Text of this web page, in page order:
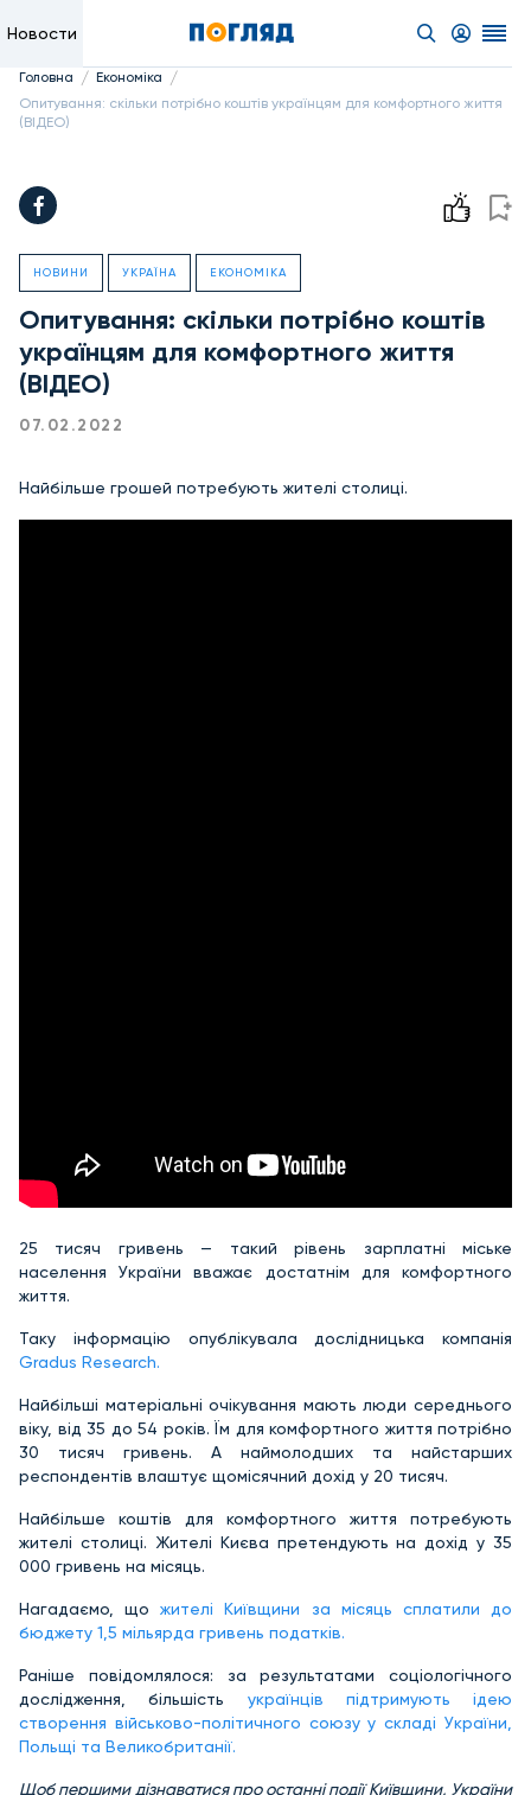
Новости
Головна / Економіка /
Опитування: скільки потрібно коштів українцям для комфортного життя
(ВІДЕО)
НОВИНИ УКРАЇНА ЕКОНОМІКА
Опитування: скільки потрібно коштів
українцям для комфортного життя
(ВІДЕО)
07.02.2022
Найбільше грошей потребують жителі столиці.
25 тисяч гривень — такий рівень зарплатні міське
населення України вважає достатнім для комфортного
життя.
Таку інформацію опублікувала дослідницька компанія
Gradus Research.
Найбільші матеріальні очікування мають люди середнього
віку, від 35 до 54 років. Їм для комфортного життя потрібно
30 тисяч гривень. А наймолодших та найстарших
респондентів влаштує щомісячний дохід у 20 тисяч.
Найбільше коштів для комфортного життя потребують
жителі столиці. Жителі Києва претендують на дохід у 35
000 гривень на місяць.
Нагадаємо, що
жителі Київщини за місяць сплатили до
бюджету 1,5 мільярда гривень податків.
Раніше повідомлялося: за результатами соціологічного
дослідження, більшість українців підтримують ідею
створення військово-політичного союзу у складі України,
Польщі та Великобританії.
Щоб першими дізнаватися про останні події Київщини, України